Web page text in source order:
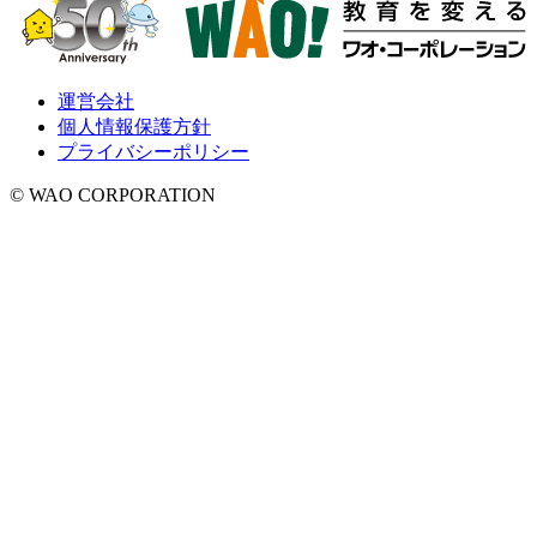
運営会社
個人情報保護方針
プライバシーポリシー
© WAO CORPORATION